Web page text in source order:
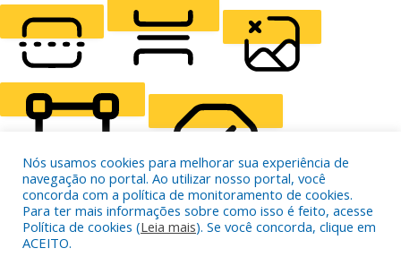
READING LINE READING MASK HIDE IMAGES
HIGHLIGHT CONTENT STOP ANIMATIONS
Nós usamos cookies para melhorar sua experiência de
navegação no portal. Ao utilizar nosso portal, você
concorda com a política de monitoramento de cookies.
Para ter mais informações sobre como isso é feito, acesse
Política de cookies (Leia mais). Se você concorda, clique em
ACEITO.